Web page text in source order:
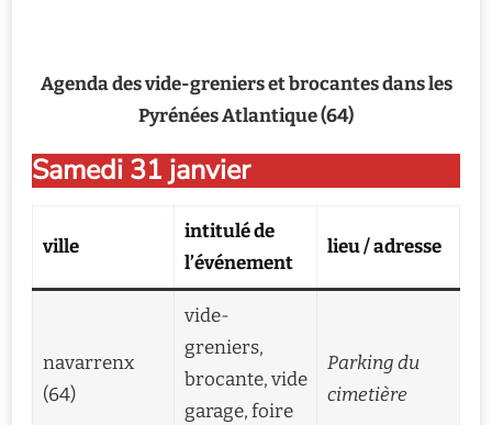
Agenda des vide-greniers et brocantes dans les
Pyrénées Atlantique (64)
Samedi 31 janvier
ville
intitulé de
l’événement
lieu / adresse
navarrenx
(64)
vide-
greniers,
brocante, vide
garage, foire
Parking du
cimetière